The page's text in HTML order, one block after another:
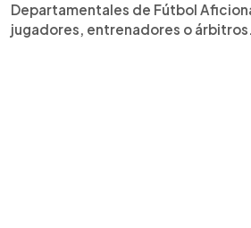
Departamentales de Fútbol
jugadores, entrenadores o árbitros.